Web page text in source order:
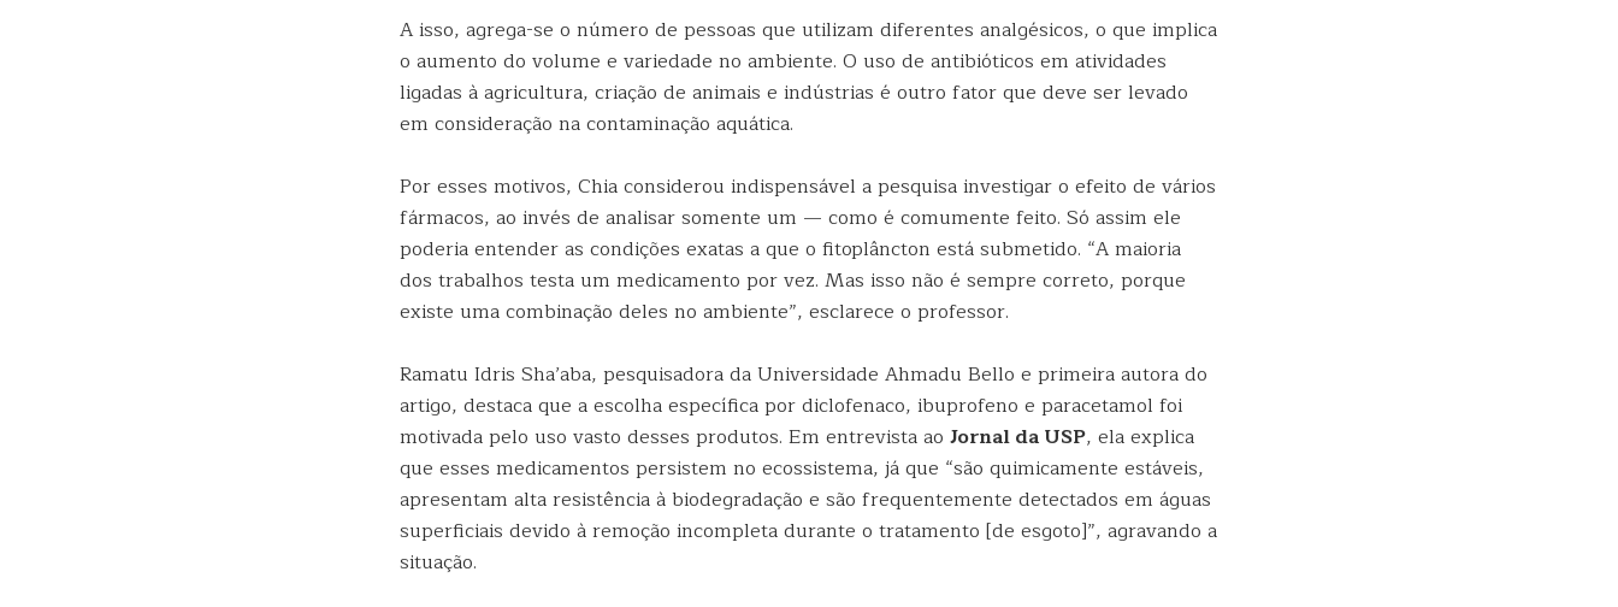
A isso, agrega-se o número de pessoas que utilizam diferentes analgésicos, o que implica
o aumento do volume e variedade no ambiente. O uso de antibióticos em atividades
ligadas à agricultura, criação de animais e indústrias é outro fator que deve ser levado
em consideração na contaminação aquática.
Por esses motivos, Chia considerou indispensável a pesquisa investigar o efeito de vários
fármacos, ao invés de analisar somente um — como é comumente feito. Só assim ele
poderia entender as condições exatas a que o fitoplâncton está submetido. “A maioria
dos trabalhos testa um medicamento por vez. Mas isso não é sempre correto, porque
existe uma combinação deles no ambiente”, esclarece o professor.
Ramatu Idris Sha’aba, pesquisadora da Universidade Ahmadu Bello e primeira autora do
artigo, destaca que a escolha específica por diclofenaco, ibuprofeno e paracetamol foi
motivada pelo uso vasto desses produtos. Em entrevista ao Jornal da USP, ela explica
que esses medicamentos persistem no ecossistema, já que “são quimicamente estáveis,
apresentam alta resistência à biodegradação e são frequentemente detectados em águas
superficiais devido à remoção incompleta durante o tratamento [de esgoto]”, agravando a
situação.